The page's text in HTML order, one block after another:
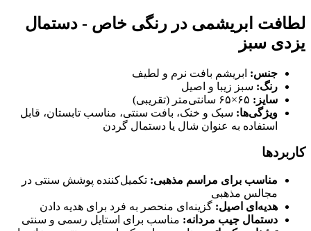
لطافت ابریشمی در رنگی خاص - دستمال
یزدی سبز
جنس: ابریشم بافت نرم و لطیف
رنگ: سبز زیبا و اصیل
سایز:
ویژگی‌ها: سبک و خنک، بافت سنتی، مناسب تابستان، قابل
استفاده به عنوان شال یا دستمال گردن
کاربردها
مناسب برای مراسم مذهبی: تکمیل‌کننده پوشش سنتی در
مجالس مذهبی
هدیه‌ای اصیل: گزینه‌ای منحصر به فرد برای هدیه دادن
دستمال جیب مردانه: مناسب برای استایل رسمی و سنتی